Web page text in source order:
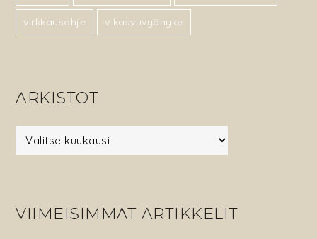
virkkausohje v kasvuvyöhyke
ARKISTOTArkistot
VIIMEISIMMÄT ARTIKKELIT